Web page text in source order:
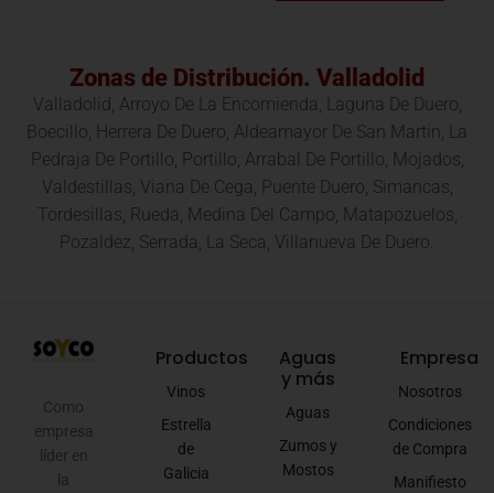
Zonas de Distribución. Valladolid
Valladolid, Arroyo De La Encomienda, Laguna De Duero,
Boecillo, Herrera De Duero, Aldeamayor De San Martin, La
Pedraja De Portillo, Portillo, Arrabal De Portillo, Mojados,
Valdestillas, Viana De Cega, Puente Duero, Simancas,
Tordesillas, Rueda, Medina Del Campo, Matapozuelos,
Pozaldez, Serrada, La Seca, Villanueva De Duero.
Como
empresa
líder en
la
Productos
Vinos
Estrella
de
Galicia
Aguas
y más
Aguas
Zumos y
Mostos
Empresa
Nosotros
Condiciones
de Compra
Manifiesto